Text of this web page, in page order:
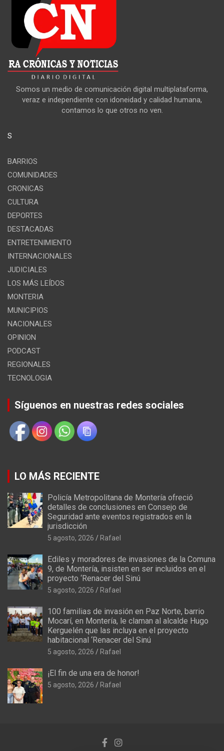
Somos un medio de comunicación digital multiplataforma,
veraz e independiente con idoneidad y calidad humana,
contamos lo que otros no ven.
S
BARRIOS
COMUNIDADES
CRONICAS
CULTURA
DEPORTES
DESTACADAS
ENTRETENIMIENTO
INTERNACIONALES
JUDICIALES
LOS MÁS LEÍDOS
MONTERIA
MUNICIPIOS
NACIONALES
OPINION
PODCAST
REGIONALES
TECNOLOGIA
Síguenos en nuestras redes sociales
LO MÁS RECIENTE
Policía Metropolitana de Montería ofreció
detalles de conclusiones en Consejo de
Seguridad ante eventos registrados en la
jurisdicción
5 agosto, 2026 Rafael
Ediles y moradores de invasiones de la Comuna
9, de Montería, insisten en ser incluidos en el
proyecto ‘Renacer del Sinú
5 agosto, 2026 Rafael
100 familias de invasión en Paz Norte, barrio
Mocarí, en Montería, le claman al alcalde Hugo
Kerguelén que las incluya en el proyecto
habitacional ‘Renacer del Sinú
5 agosto, 2026 Rafael
¡El fin de una era de honor!
5 agosto, 2026 Rafael